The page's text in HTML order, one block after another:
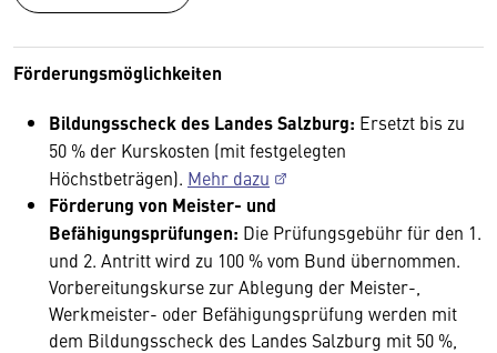
Förderungsmöglichkeiten
Bildungsscheck des Landes Salzburg: Ersetzt bis zu
50 % der Kurskosten (mit festgelegten
Höchstbeträgen). Mehr dazu
Förderung von Meister- und
Befähigungsprüfungen: Die Prüfungsgebühr für den 1.
und 2. Antritt wird zu 100 % vom Bund übernommen.
Vorbereitungskurse zur Ablegung der Meister-,
Werkmeister- oder Befähigungsprüfung werden mit
dem Bildungsscheck des Landes Salzburg mit 50 %,